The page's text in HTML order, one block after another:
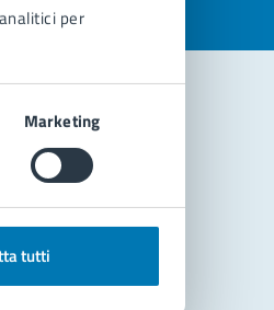
per
Marketing
tutti